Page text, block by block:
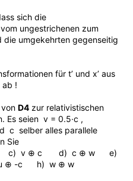
sich die
ungestrichenen zum
die umgekehrten gegenseitig
für t’ und x’ aus
ab !
von D4 zur relativistischen
Es seien v = 0.5·c ,
c selber alles parallele
Sie
v ⊕ c d) c ⊕ w e)
-c h) w ⊕ w